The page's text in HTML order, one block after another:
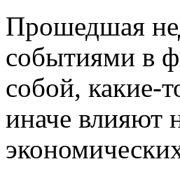
Прошедшая
событиями в
собой, какие-
иначе влияют